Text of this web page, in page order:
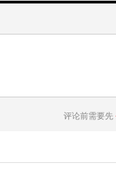
评论前需要先